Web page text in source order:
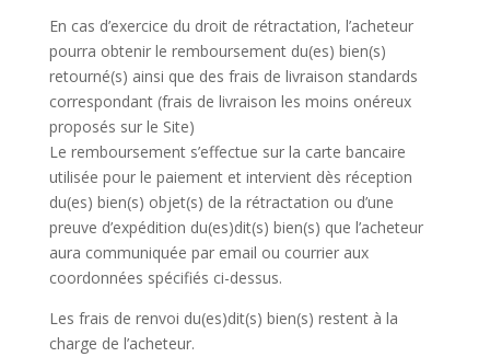
En cas d’exercice du droit de rétractation, l’acheteur
pourra obtenir le remboursement du(es) bien(s)
retourné(s) ainsi que des frais de livraison standards
correspondant (frais de livraison les moins onéreux
proposés sur le Site)
Le remboursement s’effectue sur la carte bancaire
utilisée pour le paiement et intervient dès réception
du(es) bien(s) objet(s) de la rétractation ou d’une
preuve d’expédition du(es)dit(s) bien(s) que l’acheteur
aura communiquée par email ou courrier aux
coordonnées spécifiés ci-dessus.
Les frais de renvoi du(es)dit(s) bien(s) restent à la
charge de l’acheteur.